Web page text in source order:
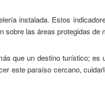
instalada. Estos
las áreas protegidas de
que un destino turístico; es
este paraíso cercano,